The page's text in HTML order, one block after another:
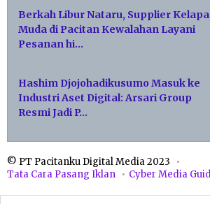
Berkah Libur Nataru, Supplier Kelapa
Muda di Pacitan Kewalahan Layani
Pesanan hi…
Hashim Djojohadikusumo Masuk ke
Industri Aset Digital: Arsari Group
Resmi Jadi P…
© PT Pacitanku Digital Media 2023
Tata Cara Pasang Iklan
Cyber Media